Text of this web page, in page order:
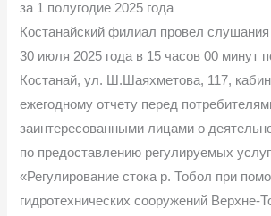
за 1 полугодие 2025 года
Костанайский филиал провел
30 июля 2025 года в 15 часов 00 минут
Костанай, ул. Ш.Шаяхметова, 117,
ежегодному отчету перед
заинтересованными лицами о
по предоставлению регулируемых
«Регулирование стока р. Тобол при
гидротехнических сооружений Верхне-